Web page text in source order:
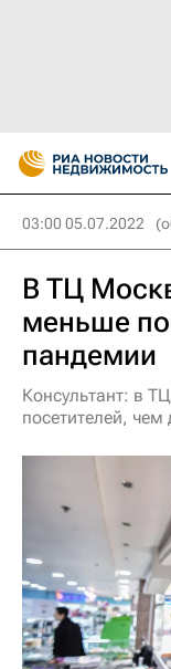
03:00 05.07.2022
В ТЦ
меньше
пандемии
Консультант: в
посетителей,